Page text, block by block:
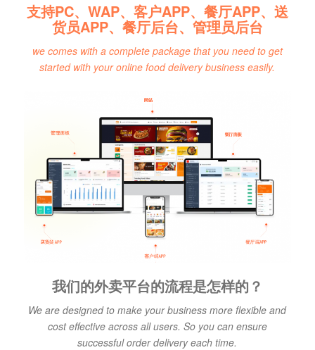
支持PC、WAP、客户APP、餐厅APP、送
货员APP、餐厅后台、管理员后台
we comes with a complete package that you need to get
started with your online food delivery business easily.
我们的外卖平台的流程是怎样的？
We are designed to make your business more flexible and
cost effective across all users. So you can ensure
successful order delivery each time.